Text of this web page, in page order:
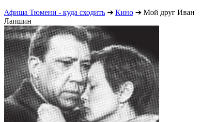
Афиша Тюмени - куда сходить ➔ Кино ➔ Мой друг Иван
Лапшин